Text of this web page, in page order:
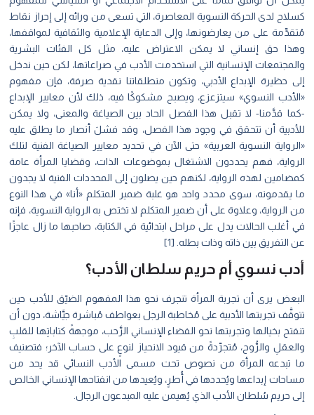
كسلاح لدى الحركة النسوية المعاصرة، التي تسعى من ورائه إلى إحراز نقاط
مُتقدِّمة على من يعارضونها، وإلى الدعاية الإعلامية والثقافية لمواقفها،
وهذا حق إنساني لا يمكن الاعتراض عليه، مثل كل الفئات البشرية
والمجتمعات الإنسانية التي استخدمت الأدب في صراعاتها، لكن حين ندخل
إلى حظيرة الإبداع الأدبي، وتكون منطلقاتنا نقدية صرفة، فإن مفهوم
«الأدب النسوي» سيتزعزع، ويصبح مشكوكًا فيه، ذلك لأن معايير الإبداع
-كما قدَّمنا- لا تقبل هذا الفصل الحاد بين الصياغة والمعنى، ولا يمكن
للأدبية أن تتحقق في وجود هذا الفصل، وقد فشلَ أنصار ما يطلق عليه
«الرواية النسوية العربية» حتى الآن في تحديد معايير الصياغة الفنية لتلك
الرواية، فهم يحددون الاشتغال بموضوعات الذات، وقضايا المرأة عامة
كمضامين لهذه الرواية، لكنهم حين يصلون إلى المحددات الفنية لا يجدون
ما يقدمونه، سوى محدد واحد هو غلبة ضمير المتكلم «أنا» في هذا النوع
من الرواية، وعلاوة على أن ضمير المتكلم لا تختص به الرواية النسوية، فإنه
في أغلب الحالات يدل على مراحل ابتدائية في الكتابة، صاحبها ما زال عاجزًا
عن التفريق بين ذاته وذات بطله. [1]
أدب نسوي أم حريم سلطان الأدب؟
البعض يرى أن تجربة المرأة تنجرف نحو هذا المفهوم الضيّق للأدب حين
تتوقَّف تجربتها الأدبية على مُخاطبة الرجل بعواطف مُباشرة جيَّاشة، دون أن
تنفتح بخيالها وتجربتها نحو الفضاء الإنساني الرَّحب، موجهةً كتاباتِها للقلبِ
والعقلِ والرُّوح، مُتجرِّدةً من قيود الانحياز لنوعٍ على حساب الآخر؛ فتصنيف
ما تبدعه المرأة من نصوص تحت مسمى الأدب النسائي قد يحد من
مساحات إبداعها ويُحددها في أُطرٍ، ويُعيدها من انفتاحها الإنساني الخالص
إلى حريم سُلطان الأدب الذي يُهيمن عليه المبدعون الرجال.